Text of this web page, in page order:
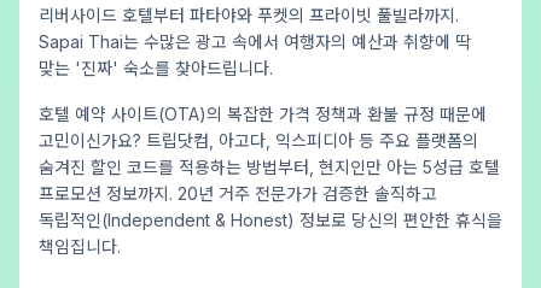
리버사이드 호텔부터 파타야와 푸켓의 프라이빗 풀빌라까지.
Sapai Thai는 수많은 광고 속에서 여행자의 예산과 취향에 딱
맞는 '진짜' 숙소를 찾아드립니다.
호텔 예약 사이트(OTA)의 복잡한 가격 정책과 환불 규정 때문에
고민이신가요? 트립닷컴, 아고다, 익스피디아 등 주요 플랫폼의
숨겨진 할인 코드를 적용하는 방법부터, 현지인만 아는 5성급 호텔
프로모션 정보까지. 20년 거주 전문가가 검증한 솔직하고
독립적인(Independent & Honest) 정보로 당신의 편안한 휴식을
책임집니다.